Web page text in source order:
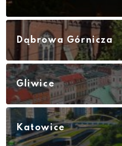
Dąbrowa Górnicza
Gliwice
Katowice